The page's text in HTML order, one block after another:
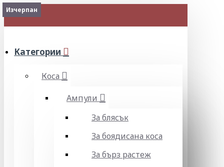
МЕНЮ
Категории
Коса
Ампули
За блясък
За боядисана коса
За бърз растеж
Изчерпан
Изчерпан
Изчерпан
Изчерпан